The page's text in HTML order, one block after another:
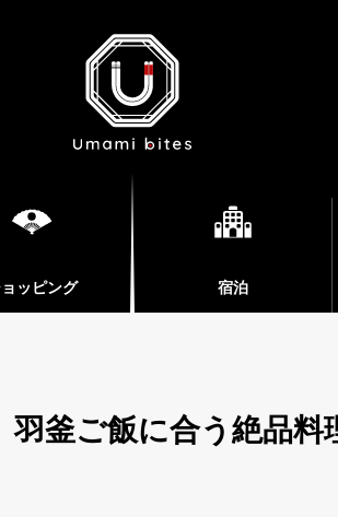
ッピング 宿泊
釜ご飯に合う絶品料